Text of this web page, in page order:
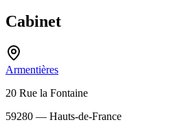
Cabinet
Armentières
20 Rue la Fontaine
59280 — Hauts-de-France